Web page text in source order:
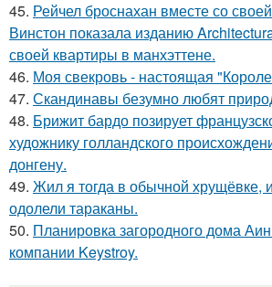
45. Рейчел броснахан вместе со
Винстон показала изданию
своей квартиры в манхэттене.
46. Моя свекровь - настоящая
47. Скандинавы безумно любят
48. Брижит бардо позирует
художнику голландского
донгену.
49. Жил я тогда в обычной хрущёвке,
одолели тараканы.
50. Планировка загородного дома
компании Keystroy.